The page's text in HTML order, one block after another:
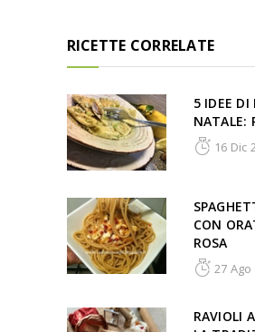
RICETTE CORRELATE
5 IDEE DI
NATALE:
16 Dic
CON
ROSA
27 Ago
RAVIOLI